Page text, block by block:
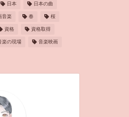
日本 日本の曲
音楽 春 桜
資格 資格取得
楽の現場 音楽映画